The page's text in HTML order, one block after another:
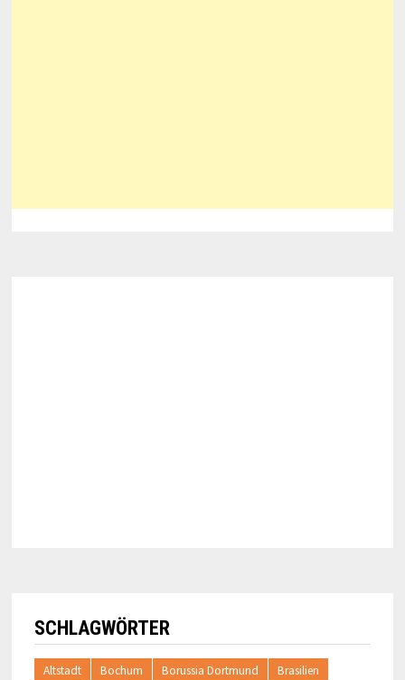
SCHLAGWÖRTER
Altstadt Bochum Borussia Dortmund
Brasilien